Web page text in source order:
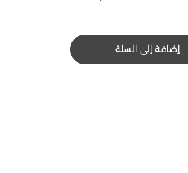
إضافة إلى السلة